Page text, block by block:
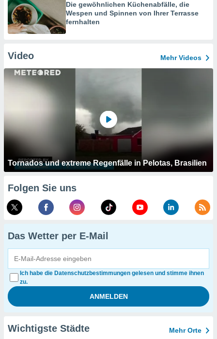
Die gewöhnlichen Küchenabfälle, die
Wespen und Spinnen von Ihrer Terrasse
fernhalten
Video Mehr Videos
Tornados und extreme Regenfälle in Pelotas, Brasilien
Folgen Sie uns
Das Wetter per E-Mail
Ich habe die Datenschutzbestimmungen gelesen und stimme ihnen
zu.
Wichtigste Städte Mehr Orte